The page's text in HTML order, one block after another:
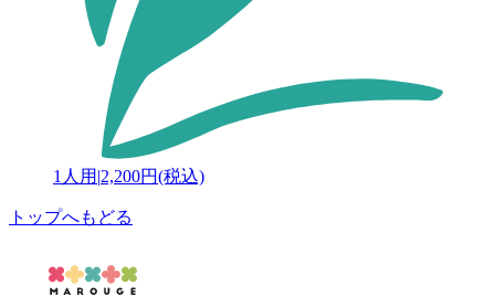
1人用 |2,200円(税込)
トップへもどる